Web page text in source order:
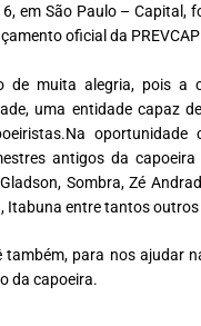
em São Paulo – Capital,
oficial da
de muita alegria, pois a
uma entidade capaz
oportunidade
antigos da
Sombra, Zé
Itabuna entre tantos
também, para nos ajudar
da capoeira.